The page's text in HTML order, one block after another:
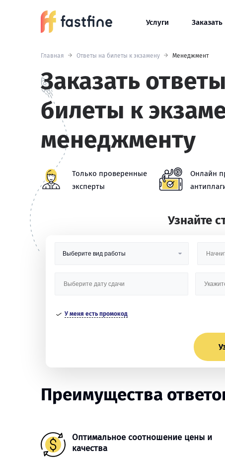
Услуги Заказать
Главная Ответы на билеты к экзамену Менеджмент
Заказать
билеты к
менеджменту
Только проверенные
эксперты
Онлайн
Узнайте
У меня есть промокод
Преимущества
Оптимальное соотношение цены и
качества